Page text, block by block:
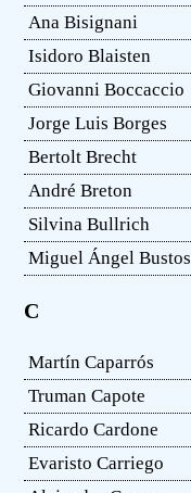
Ana Bisignani
Isidoro Blaisten
Giovanni Boccaccio
Jorge Luis Borges
Bertolt Brecht
André Breton
Silvina Bullrich
Miguel Ángel Bustos
C
Martín Caparrós
Truman Capote
Ricardo Cardone
Evaristo Carriego